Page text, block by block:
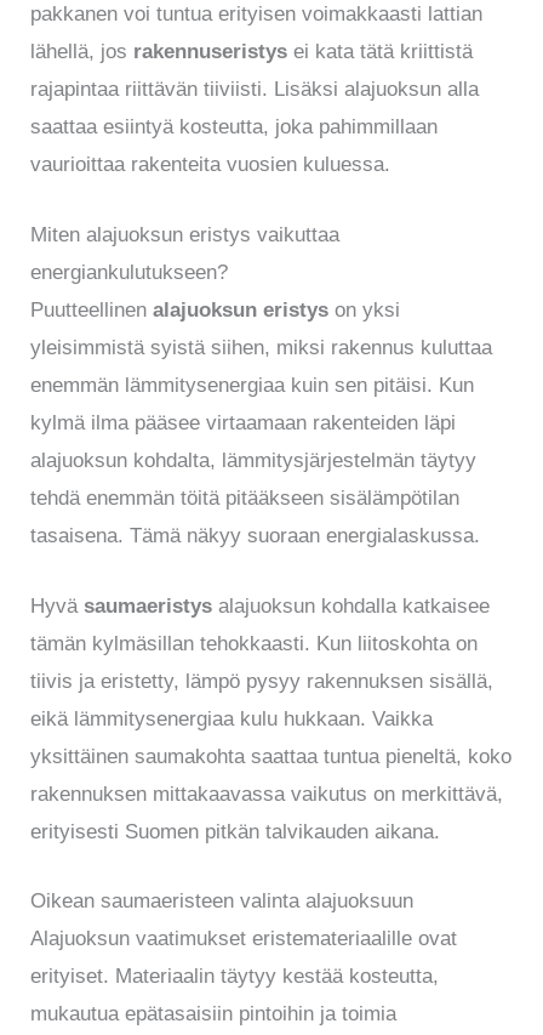
pakkanen voi tuntua erityisen voimakkaasti lattian
lähellä, jos rakennuseristys ei kata tätä kriittistä
rajapintaa riittävän tiiviisti. Lisäksi alajuoksun alla
saattaa esiintyä kosteutta, joka pahimmillaan
vaurioittaa rakenteita vuosien kuluessa.
Miten alajuoksun eristys vaikuttaa
energiankulutukseen?
Puutteellinenalajuoksun eristys on yksi
yleisimmistä syistä siihen, miksi rakennus kuluttaa
enemmän lämmitysenergiaa kuin sen pitäisi. Kun
kylmä ilma pääsee virtaamaan rakenteiden läpi
alajuoksun kohdalta, lämmitysjärjestelmän täytyy
tehdä enemmän töitä pitääkseen sisälämpötilan
tasaisena. Tämä näkyy suoraan energialaskussa.
Hyväsaumaeristys alajuoksun kohdalla katkaisee
tämän kylmäsillan tehokkaasti. Kun liitoskohta on
tiivis ja eristetty, lämpö pysyy rakennuksen sisällä,
eikä lämmitysenergiaa kulu hukkaan. Vaikka
yksittäinen saumakohta saattaa tuntua pieneltä, koko
rakennuksen mittakaavassa vaikutus on merkittävä,
erityisesti Suomen pitkän talvikauden aikana.
Oikean saumaeristeen valinta alajuoksuun
Alajuoksun vaatimukset eristemateriaalille ovat
erityiset. Materiaalin täytyy kestää kosteutta,
mukautua epätasaisiin pintoihin ja toimia